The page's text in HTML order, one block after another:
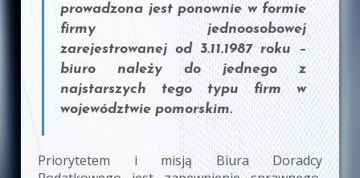
prowadzona jest ponownie w formie
firmy jednoosobowej
zarejestrowanej od 3.11.1987 roku –
biuro należy do jednego z
najstarszych tego typu firm w
województwie pomorskim.
Priorytetem i misją Biura Doradcy